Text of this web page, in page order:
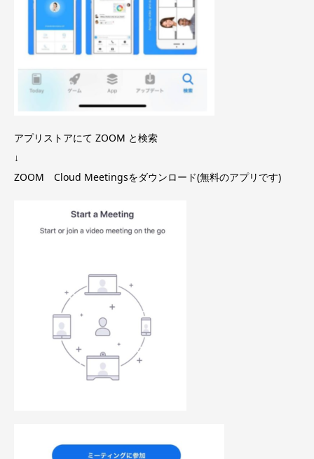
アプリストアにて ZOOM と検索
↓
ZOOM Cloud Meetingsをダウンロード(無料のアプリです)